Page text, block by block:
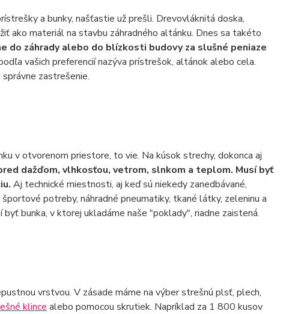
a bunky, našťastie už prešli. Drevovláknitá doska,
ako materiál na stavbu záhradného altánku. Dnes sa takéto
do záhrady alebo do blízkosti budovy za slušné peniaze
vašich preferencií nazýva prístrešok, altánok alebo cela.
zastrešenie.
v otvorenom priestore, to vie. Na kúsok strechy, dokonca aj
dažďom, vlhkosťou, vetrom, slnkom a teplom. Musí byť
Aj technické miestnosti, aj keď sú niekedy zanedbávané,
potreby, náhradné pneumatiky, tkané látky, zeleninu a
bunka, v ktorej ukladáme naše "poklady", riadne zaistená.
vrstvou. V zásade máme na výber strešnú plsť, plech,
klince alebo pomocou skrutiek. Napríklad za 1 800 kusov